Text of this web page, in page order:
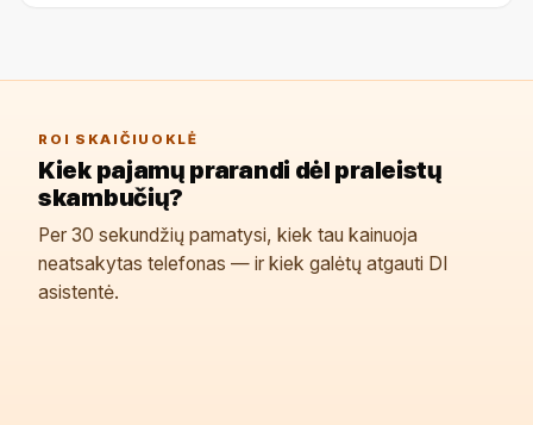
ROI SKAIČIUOKLĖ
Kiek pajamų prarandi dėl praleistų
skambučių?
Per 30 sekundžių pamatysi, kiek tau kainuoja
neatsakytas telefonas — ir kiek galėtų atgauti DI
asistentė.